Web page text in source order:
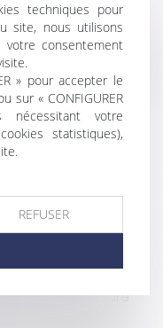
acquisitive
: le CSE doit quand
la nullité d’une
du
des eaux usées
des
sans
dégradation des
de l'essai encadré
techniques pour
site, nous utilisons
consentement
» pour accepter le
sur « CONFIGURER
votre
statistiques),
REFUSER